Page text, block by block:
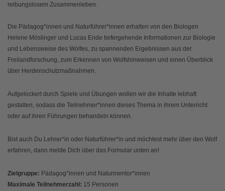
reibungslosem Zusammenleben.
Die Pädagog*innen und Naturführer*innen erhalten von den Biologen
Helene Möslinger und Lucas Ende tiefergehende Informationen zur Biologie
und Lebensweise des Wolfes, zu spannenden Ergebnissen aus der
Freilandforschung, zum Erkennen von Wolfshinweisen und einen Überblick
über Herdenschutzmaßnahmen.
Aufgelockert durch Spiele und Übungen wollen wir die Inhalte lebhaft
gestalten, sodass die Teilnehmer*innen dieses Thema in ihrem Unterricht
oder auf ihren Führungen behandeln können.
Bist auch Du Lehrer*in oder Naturführer*in und möchtest mehr über den Wolf
erfahren, dann melde Dich über das Formular unten an!
Zielgruppe: Pädagog*innen und Naturmentor*innen
Maximale Teilnehmerzahl: 15 Personen